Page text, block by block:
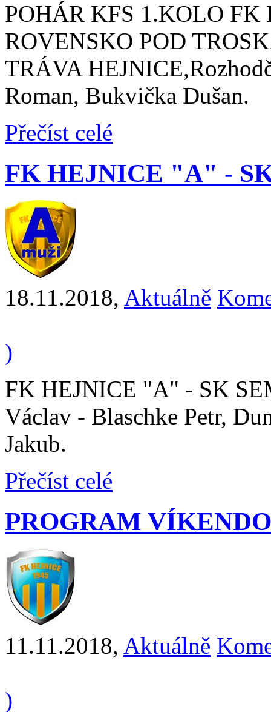
POHÁR KFS 1.KOLO
ROVENSKO POD
TRÁVA
Roman, Bukvička Dušan.
Přečíst celé
FK HEJNICE "A" -
18.11.2018, Aktuálně
)
FK HEJNICE "A" - SK
Václav - Blaschke Petr,
Jakub.
Přečíst celé
PROGRAM
11.11.2018, Aktuálně
)